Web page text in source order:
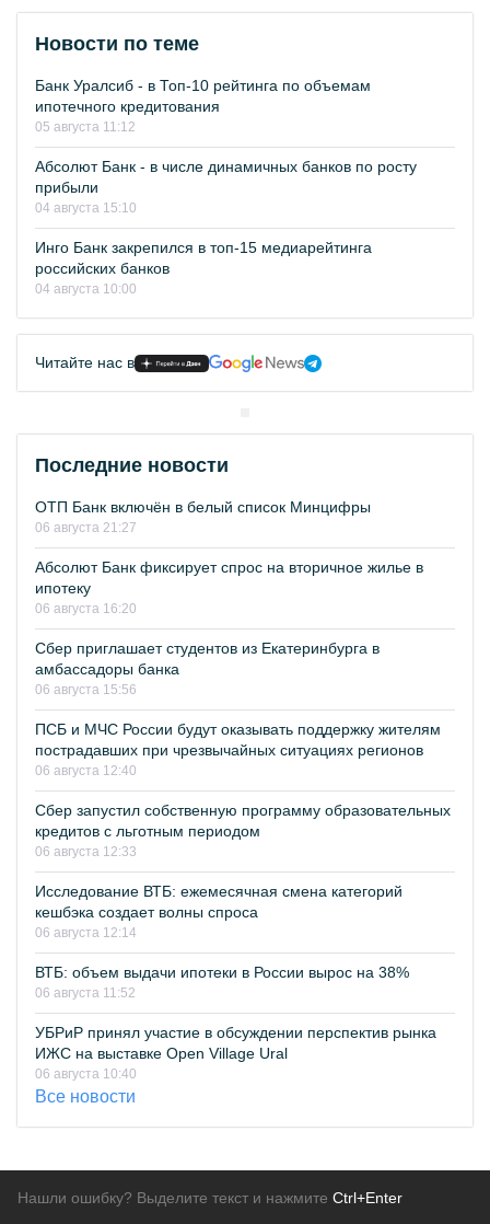
Новости по теме
Банк Уралсиб - в Топ-10 рейтинга по объемам
ипотечного кредитования
05 августа 11:12
Абсолют Банк - в числе динамичных банков по росту
прибыли
04 августа 15:10
Инго Банк закрепился в топ-15 медиарейтинга
российских банков
04 августа 10:00
Читайте нас в
Последние новости
ОТП Банк включён в белый список Минцифры
06 августа 21:27
Абсолют Банк фиксирует спрос на вторичное жилье в
ипотеку
06 августа 16:20
Сбер приглашает студентов из Екатеринбурга в
амбассадоры банка
06 августа 15:56
ПСБ и МЧС России будут оказывать поддержку жителям
пострадавших при чрезвычайных ситуациях регионов
06 августа 12:40
Сбер запустил собственную программу образовательных
кредитов с льготным периодом
06 августа 12:33
Исследование ВТБ: ежемесячная смена категорий
кешбэка создает волны спроса
06 августа 12:14
ВТБ: объем выдачи ипотеки в России вырос на 38%
06 августа 11:52
УБРиР принял участие в обсуждении перспектив рынка
ИЖС на выставке Open Village Ural
06 августа 10:40
Все новости
Нашли ошибку? Выделите текст и нажмите Ctrl+Enter